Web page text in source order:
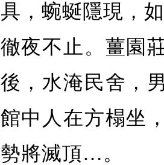
具，蜿蜒隱現，
徹夜不止。薑園
後，水淹民舍，
館中人在方榻坐
勢將滅頂…。